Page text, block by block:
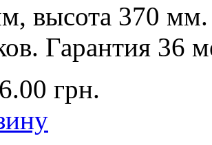
высота 370 мм.
Гарантия 36
грн.